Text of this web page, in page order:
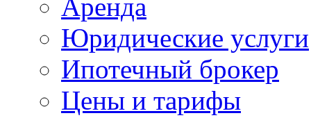
Аренда
Юридические услуги
Ипотечный брокер
Цены и тарифы